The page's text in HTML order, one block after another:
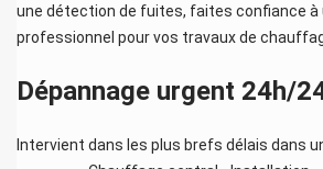
une détection de fuites, faites confiance
professionnel pour vos travaux de
Dépannage urgent 24h/
Intervient dans les plus brefs délais dans